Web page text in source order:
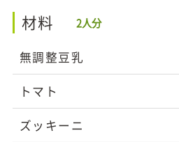
材料 2人分
無調整豆乳
トマト
ズッキーニ